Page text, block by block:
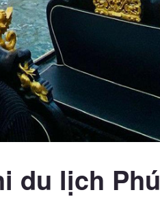
du lịch Phú